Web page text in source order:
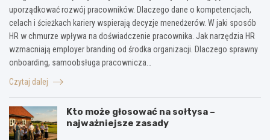
uporządkować rozwój pracowników. Dlaczego dane o kompetencjach,
celach i ścieżkach kariery wspierają decyzje menedżerów. W jaki sposób
HR w chmurze wpływa na doświadczenie pracownika. Jak narzędzia HR
wzmacniają employer branding od środka organizacji. Dlaczego sprawny
onboarding, samoobsługa pracownicza…
Czytaj dalej
Kto może głosować na sołtysa –
najważniejsze zasady